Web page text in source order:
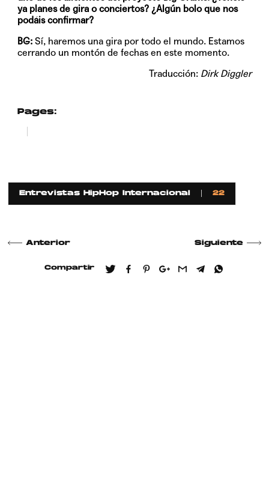
ya planes de gira o conciertos? ¿Algún bolo que nos
podáis confirmar?
BG: Sí, haremos una gira por todo el mundo. Estamos
cerrando un montón de fechas en este momento.
Traducción: Dirk Diggler
Pages:
Entrevistas HipHop Internacional 22
Anterior Siguiente
Compartir